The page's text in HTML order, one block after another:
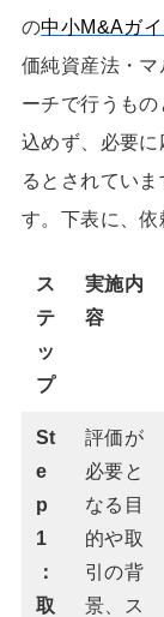
の中小M&Aガ
価純資産法・
ーチで行うも
込めず、必要
るとされてい
す。下表に、依
ス
テ
ッ
プ
実施内
容
St
e
p
1
：
取
評価が
必要と
なる目
的や取
引の背
景、ス